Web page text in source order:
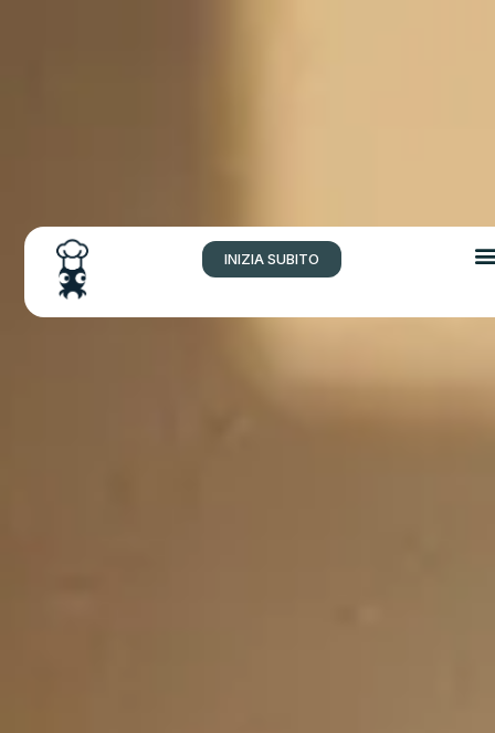
INIZIA SUBITO